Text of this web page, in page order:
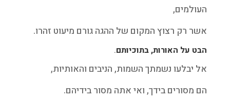
העולמים,
אשר רק רצוץ המקום של ההגה גורם מיעוט זהרו.
הבט על האורות, בתוכיותם.
אל יבלעו נשמתך השמות, הניבים והאותיות,
הם מסורים בידך, ואי אתה מסור בידיהם.